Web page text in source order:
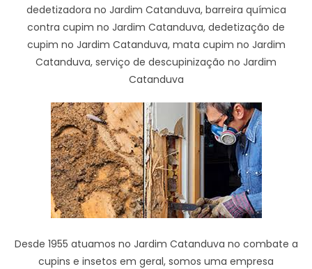
dedetizadora no Jardim Catanduva, barreira química
contra cupim no Jardim Catanduva, dedetização de
cupim no Jardim Catanduva, mata cupim no Jardim
Catanduva, serviço de descupinização no Jardim
Catanduva
Desde 1955 atuamos no Jardim Catanduva no combate a
cupins e insetos em geral, somos uma empresa